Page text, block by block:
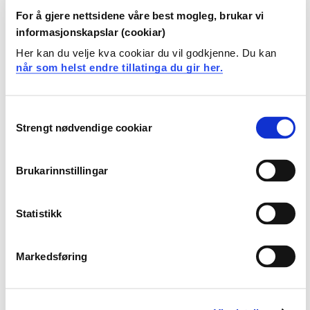
For å gjere nettsidene våre best mogleg, brukar vi
informasjonskapslar (cookiar)
Her kan du velje kva cookiar du vil godkjenne. Du kan
når som helst endre tillatinga du gir her.
Selection
Strengt nødvendige cookiar
Brukarinnstillingar
Statistikk
Markedsføring
kan vurdere relevansen av ulike innovasjonsmetoder
og kan anvende disse i arbeidet med å realisere en
innovasjon
kan gjennomføre en enkel økonomisk vurdering av en
inntektsoverslag og vurdere løsningens økonomiske
som hindrer tverrfaglig samarbeid i team
Generell kompetanse